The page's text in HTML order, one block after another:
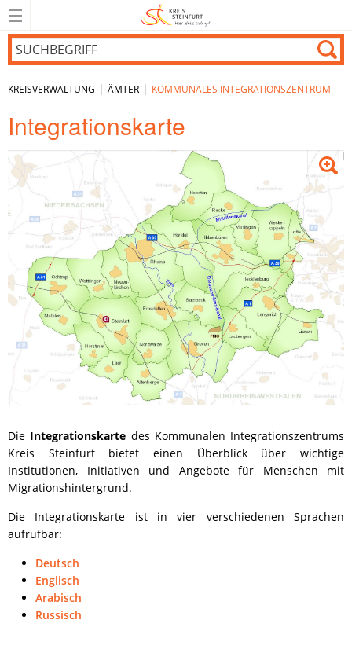
KREISVERWALTUNG | ÄMTER | KOMMUNALES INTEGRATIONSZENTRUM
Integrationskarte
Die Integrationskarte des Kommunalen Integrationszentrums
Kreis Steinfurt bietet einen Überblick über wichtige
Institutionen, Initiativen und Angebote für Menschen mit
Migrationshintergrund.
Die Integrationskarte ist in vier verschiedenen Sprachen
aufrufbar:
Deutsch
Englisch
Arabisch
Russisch